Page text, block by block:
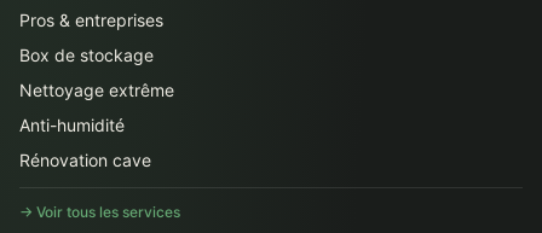
Pros & entreprises
Box de stockage
Nettoyage extrême
Anti-humidité
Rénovation cave
→ Voir tous les services